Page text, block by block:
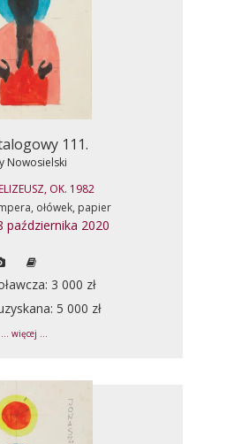
111.
Nowosielski
OK. 1982
ołówek, papier
października 2020
3 000 zł
5 000 zł
... więcej ...